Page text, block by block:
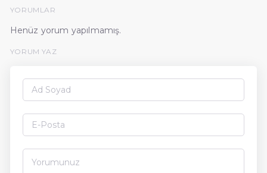
YORUMLAR
Henüz yorum yapılmamış.
YORUM YAZ